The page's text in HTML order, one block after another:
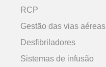
RCP
Gestão das vias aéreas
Desfibriladores
Sistemas de infusão